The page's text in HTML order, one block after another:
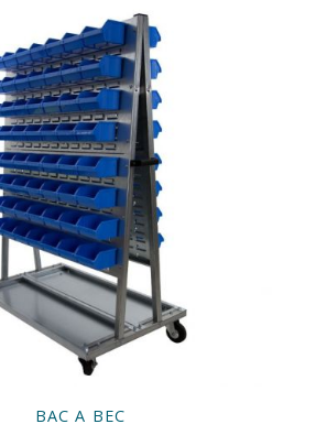
BAC A BEC